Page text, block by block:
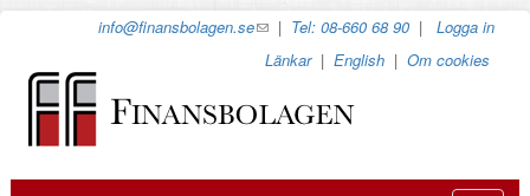
info@finansbolagen.se(link
e-
| Tel: 08-660 68 90 |Logga in
Länkar|English |Om cookies